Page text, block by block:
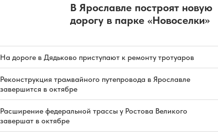
В Ярославле построят новую
дорогу в парке «Новоселки»
На дороге в Дядьково приступают к ремонту тротуаров
Реконструкция трамвайного путепровода в Ярославле
завершится в октябре
Расширение федеральной трассы у Ростова Великого
завершат в октябре